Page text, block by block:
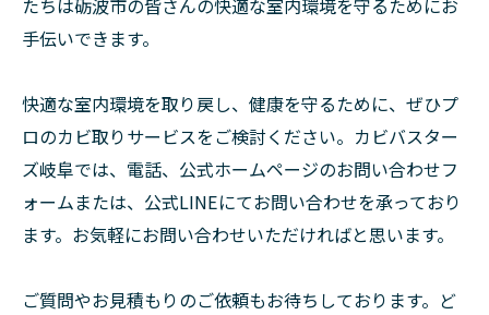
たちは砺波市の皆さんの快適な室内環境を守るためにお
手伝いできます。
快適な室内環境を取り戻し、健康を守るために、ぜひプ
ロのカビ取りサービスをご検討ください。カビバスター
ズ岐阜では、電話、公式ホームページのお問い合わせフ
ォームまたは、公式LINEにてお問い合わせを承っており
ます。お気軽にお問い合わせいただければと思います。
ご質問やお見積もりのご依頼もお待ちしております。ど